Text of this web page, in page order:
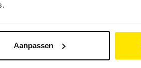
Aanpassen